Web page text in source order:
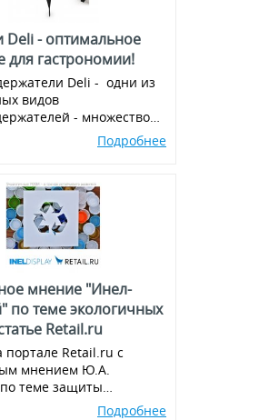
Deli - оптимальное
для гастрономии!
Deli - одни из
видов
- множество
и комбинаций, всегда в
Подробнее
мнение "Инел-
по теме экологичных
Retail.ru
портале Retail.ru с
мнением Ю.А.
теме защиты
среды, производства
Подробнее